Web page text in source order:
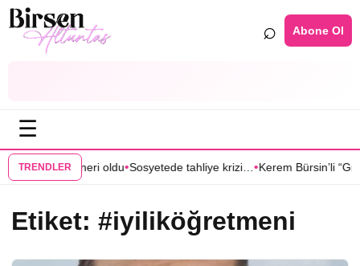
⌕ Abone Ol
☰
TRENDLER
Çelik partneri oldu•Sosyetede tahliye krizi… Kerem Bürsin’li
Etiket: #iyiliköğretmeni